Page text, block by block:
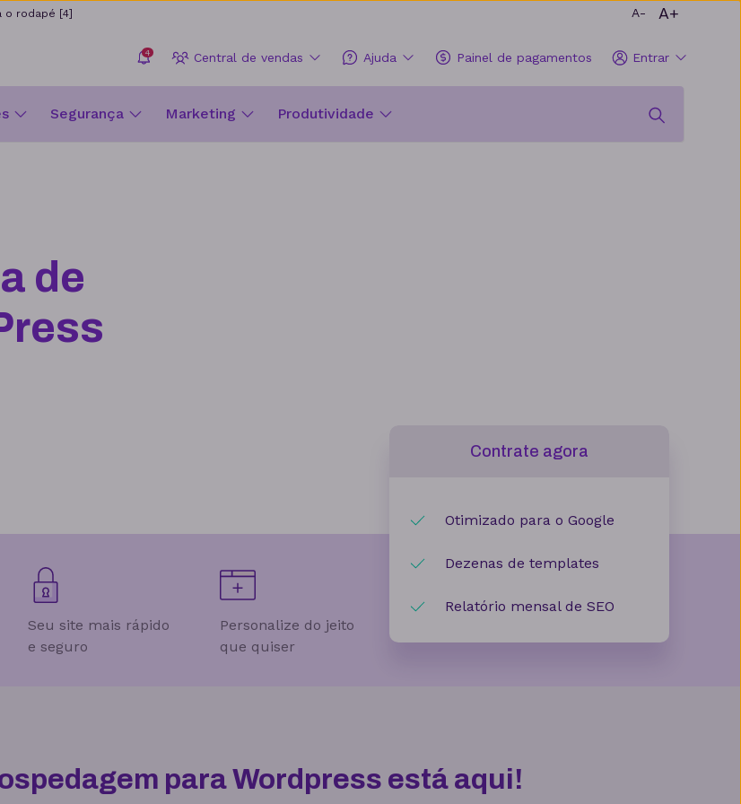
o rodapé [4] A- A+
4 Central de vendas Ajuda Painel de pagamentos Entrar
Segurança Marketing Produtividade
de
Seu site mais rápido
e seguro
Personalize do jeito
que quiser
Contrate agora
Otimizado para o Google
Dezenas de templates
Relatório mensal de SEO
para Wordpress está aqui!